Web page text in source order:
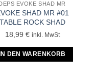
EVOKE SHAD MR
SHAD MR #01
TABLE ROCK SHAD
18,99 € inkl. MwSt
IN DEN WARENKORB